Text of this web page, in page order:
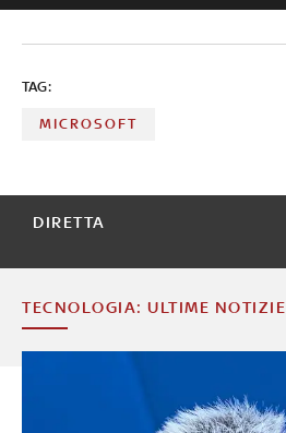
TAG:
MICROSOFT
DIRETTA
TECNOLOGIA: ULTIME NOTIZIE